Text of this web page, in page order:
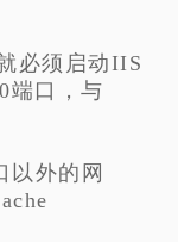
必须启动IIS
端口，与
以外的网